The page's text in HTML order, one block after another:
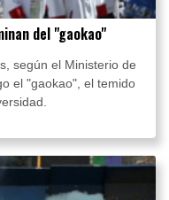
del "gaokao"
según el Ministerio de
el "gaokao", el temido